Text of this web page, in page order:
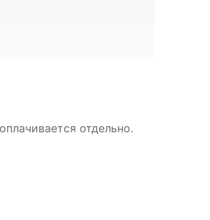
отдельно.